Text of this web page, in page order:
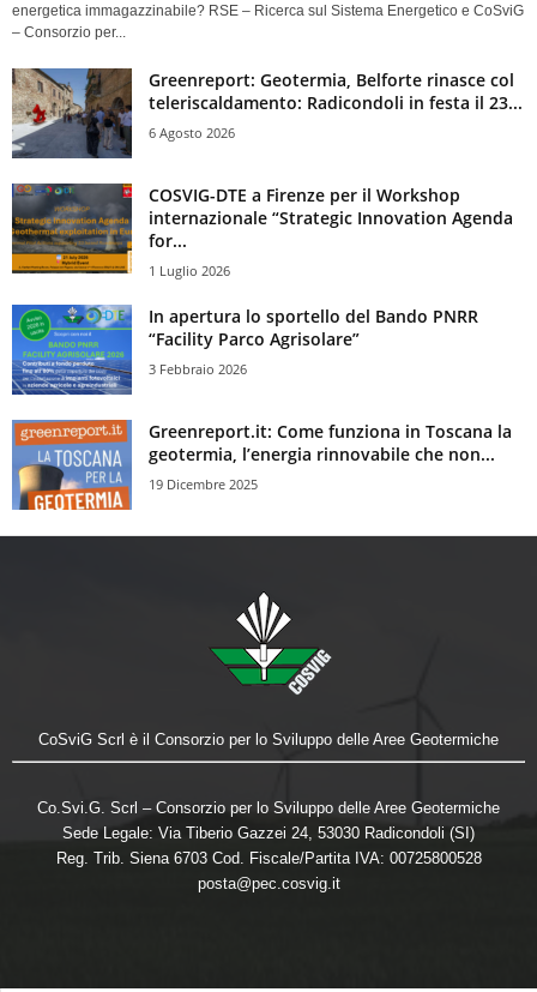
energetica immagazzinabile? RSE – Ricerca sul Sistema Energetico e CoSviG
– Consorzio per...
Greenreport: Geotermia, Belforte rinasce col
teleriscaldamento: Radicondoli in festa il 23...
6 Agosto 2026
COSVIG-DTE a Firenze per il Workshop
internazionale “Strategic Innovation Agenda
for...
1 Luglio 2026
In apertura lo sportello del Bando PNRR
“Facility Parco Agrisolare”
3 Febbraio 2026
Greenreport.it: Come funziona in Toscana la
geotermia, l’energia rinnovabile che non...
19 Dicembre 2025
CoSviG Scrl è il Consorzio per lo Sviluppo delle Aree Geotermiche
Co.Svi.G. Scrl – Consorzio per lo Sviluppo delle Aree Geotermiche
Sede Legale: Via Tiberio Gazzei 24, 53030 Radicondoli (SI)
Reg. Trib. Siena 6703 Cod. Fiscale/Partita IVA: 00725800528
posta@pec.cosvig.it